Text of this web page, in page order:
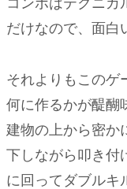
だけなので、面白
それよりもこのゲ
何に作るかが醍醐
建物の上から密か
下しながら叩き付
に回ってダブルキ